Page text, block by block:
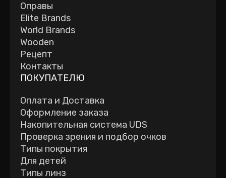
Оправы
Elite Brands
World Brands
Wooden
Рецепт
Контакты
ПОКУПАТЕЛЮ
Оплата и Доставка
Оформление заказа
Накопительная система UDS
Проверка зрения и подбор очков
Типы покрытия
Для детей
Типы линз